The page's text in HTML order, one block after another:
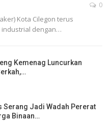
0
Kota Cilegon terus
dengan…
Kemenag Luncurkan
Serang Jadi Wadah Pererat
Binaan…